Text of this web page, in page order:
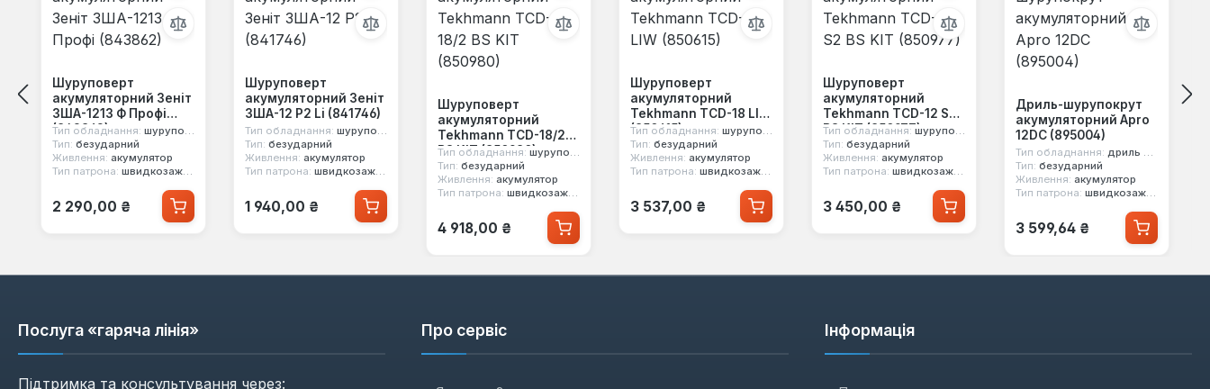
Шуруповерт
акумуляторний Зеніт
ЗША-1213 Ф Профі
(843862)
Тип обладнання: шуруповерт
Тип: безударний
Живлення: акумулятор
Тип патрона: швидкозажимний
Звичайна ціна:
2 290,00 ₴
Шуруповерт
акумуляторний Зеніт
ЗША-12 Р2 Li (841746)
Тип обладнання: шуруповерт
Тип: безударний
Живлення: акумулятор
Тип патрона: швидкозажимний
Звичайна ціна:
1 940,00 ₴
Шуруповерт
акумуляторний
Tekhmann TCD-18/2
BS KIT (850980)
Тип обладнання: шуруповерт
Тип: безударний
Живлення: акумулятор
Тип патрона: швидкозажимний
Звичайна ціна:
4 918,00 ₴
Шуруповерт
акумуляторний
Tekhmann TCD-18 LIW
(850615)
Тип обладнання: шуруповерт
Тип: безударний
Живлення: акумулятор
Тип патрона: швидкозажимний
Звичайна ціна:
3 537,00 ₴
Шуруповерт
акумуляторний
Tekhmann TCD-12 S2
BS KIT (850977)
Тип обладнання: шуруповерт
Тип: безударний
Живлення: акумулятор
Тип патрона: швидкозажимний
Звичайна ціна:
3 450,00 ₴
Дриль-шурупокрут
акумуляторний Apro
12DC (895004)
Тип обладнання: дриль шурупокрут
Тип: безударний
Живлення: акумулятор
Тип патрона: швидкозажимний
Звичайна ціна:
3 599,64 ₴
Послуга «гаряча лінія»
Підтримка та консультування через:
Про сервіс Інформація